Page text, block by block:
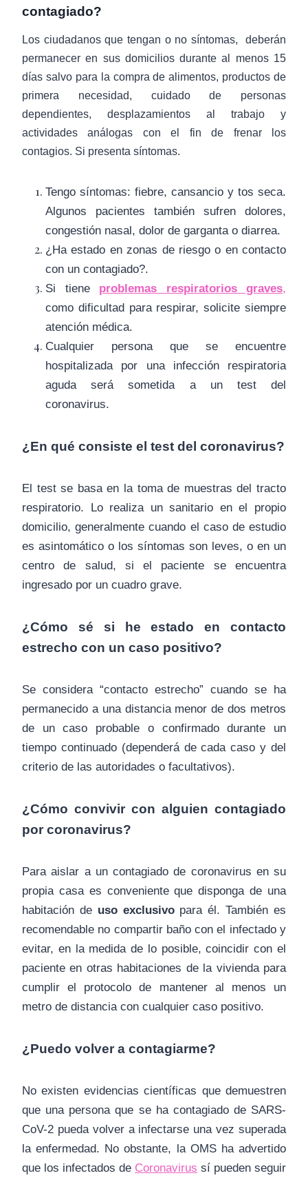
contagiado?
Los ciudadanos que tengan o no síntomas, deberán
permanecer en sus domicilios durante al menos 15
días salvo para la compra de alimentos, productos de
primera necesidad, cuidado de personas
dependientes, desplazamientos al trabajo y
actividades análogas con el fin de frenar los
contagios. Si presenta síntomas.
Tengo síntomas: fiebre, cansancio y tos seca.
Algunos pacientes también sufren dolores,
congestión nasal, dolor de garganta o diarrea.
¿Ha estado enzonas de riesgo o en contacto
con un contagiado?.
Si tiene problemas respiratorios graves,
como dificultad para respirar, solicite siempre
atención médica.
Cualquier persona que se encuentre
hospitalizada por una infección respiratoria
aguda será sometida a un test del
coronavirus.
¿En qué consiste el test del coronavirus?
El test se basa en la toma de muestras del tracto
respiratorio. Lo realiza un sanitario en el propio
domicilio, generalmente cuando el caso de estudio
es asintomático o los síntomas son leves, o en un
centro de salud, si el paciente se encuentra
ingresado por un cuadro grave.
¿Cómo sé si he estado en contacto
estrecho con un caso positivo?
Se considera “contacto estrecho” cuando se ha
permanecido a una distancia menor de dos metros
de un caso probable o confirmado durante un
tiempo continuado (dependerá de cada caso y del
criterio de las autoridades o facultativos).
¿Cómo convivir con alguien contagiado
por coronavirus?
Para aislar a un contagiado de coronavirus en su
propia casa es conveniente que disponga de una
habitación de uso exclusivopara él. También es
recomendable no compartir baño con el infectado y
evitar, en la medida de lo posible, coincidir con el
paciente en otras habitaciones de la vivienda para
cumplir el protocolo de mantener al menos un
metro de distancia con cualquier caso positivo.
¿Puedo volver a contagiarme?
No existen evidencias científicas que demuestren
que una persona que se ha contagiado de SARS-
CoV-2 pueda volver a infectarse una vez superada
la enfermedad. No obstante, la OMS ha advertido
que los infectados de Coronavirus sí pueden seguir